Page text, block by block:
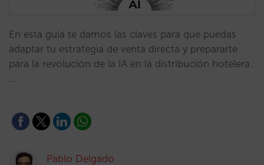
En esta guía te damos las claves para que puedas
adaptar tu estrategia de venta directa y prepararte
para la revolución de la IA en la distribución hotelera.
…
Pablo Delgado